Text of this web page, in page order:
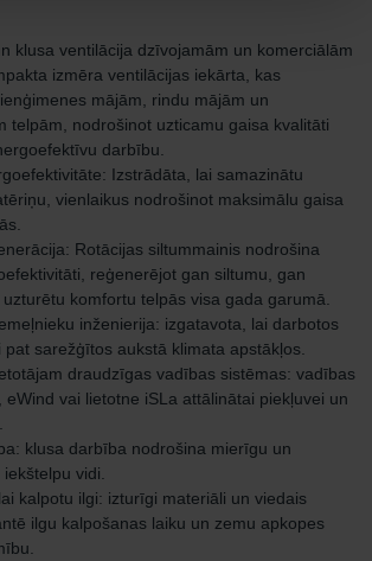
klusa ventilācija dzīvojamām un komerciālām
izmēra ventilācijas iekārta, kas
mājām, rindu mājām un
telpām, nodrošinot uzticamu gaisa kvalitāti
darbību.
Izstrādāta, lai samazinātu
vienlaikus nodrošinot maksimālu gaisa
Rotācijas siltummainis nodrošina
reģenerējot gan siltumu, gan
komfortu telpās visa gada garumā.
inženierija: izgatavota, lai darbotos
pat sarežģītos aukstā klimata apstākļos.
draudzīgas vadības sistēmas: vadības
eWind vai lietotne iSLa attālinātai piekļuvei un
klusa darbība nodrošina mierīgu un
vidi.
kalpotu ilgi: izturīgi materiāli un viedais
ilgu kalpošanas laiku un zemu apkopes